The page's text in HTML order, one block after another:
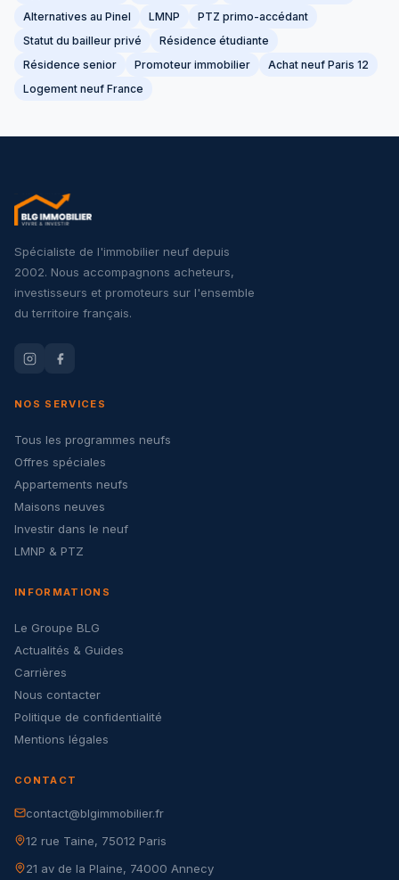
Alternatives au Pinel
LMNP
PTZ primo-accédant
Statut du bailleur privé
Résidence étudiante
Résidence senior
Promoteur immobilier
Achat neuf Paris 12
Logement neuf France
Spécialiste de l'immobilier neuf depuis
2002. Nous accompagnons acheteurs,
investisseurs et promoteurs sur l'ensemble
du territoire français.
NOS SERVICES
Tous les programmes neufs
Offres spéciales
Appartements neufs
Maisons neuves
Investir dans le neuf
LMNP & PTZ
INFORMATIONS
Le Groupe BLG
Actualités & Guides
Carrières
Nous contacter
Politique de confidentialité
Mentions légales
CONTACT
contact@blgimmobilier.fr
12 rue Taine, 75012 Paris
21 av de la Plaine, 74000 Annecy